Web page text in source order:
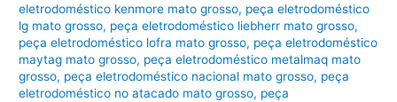
eletrodoméstico kenmore mato grosso, peça eletrodoméstico
lg mato grosso, peça eletrodoméstico liebherr mato grosso,
peça eletrodoméstico lofra mato grosso, peça eletrodoméstico
maytag mato grosso, peça eletrodoméstico metalmaq mato
grosso, peça eletrodoméstico nacional mato grosso, peça
eletrodoméstico no atacado mato grosso, peça